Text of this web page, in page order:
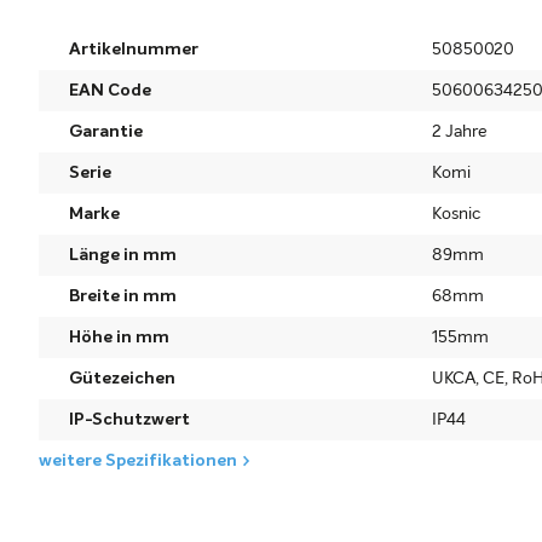
Artikelnummer 50850020
EAN Code
Garantie 2 Jahre
Serie Komi
Marke Kosnic
Länge in mm 89mm
Breite in mm 68mm
Höhe in mm 155mm
Gütezeichen UKCA, CE,
IP-Schutzwert IP44
weitere Spezifikationen